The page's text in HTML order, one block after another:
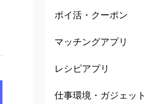
ポイ活・クーポン
マッチングアプリ
レシピアプリ
仕事環境・ガジェット